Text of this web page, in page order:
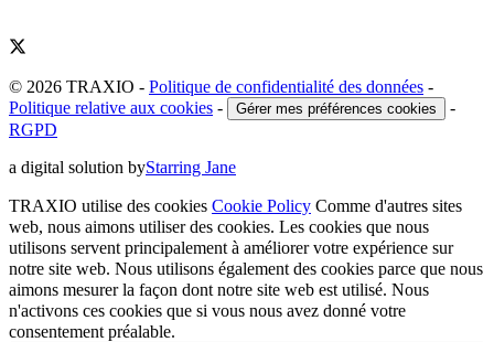
© 2026 TRAXIO - Politique de confidentialité des données -
Politique relative aux cookies - Gérer mes préférences cookies
-
RGPD
a digital solution byStarring Jane
TRAXIO utilise des cookies Cookie Policy Comme d'autres sites
web, nous aimons utiliser des cookies. Les cookies que nous
utilisons servent principalement à améliorer votre expérience sur
notre site web. Nous utilisons également des cookies parce que nous
aimons mesurer la façon dont notre site web est utilisé. Nous
n'activons ces cookies que si vous nous avez donné votre
consentement préalable.